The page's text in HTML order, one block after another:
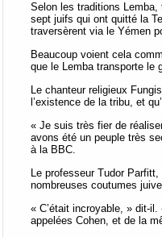
Selon les traditions
sept juifs qui ont quitté la
traversèrent via le Yémen
Beaucoup voient cela
que le Lemba transporte le
Le chanteur religieux
l’existence de la tribu, et
« Je suis très fier de
avons été un peuple très
à la BBC.
Le professeur Tudor
nombreuses coutumes
« C’était incroyable, » dit-
appelées Cohen, et de la